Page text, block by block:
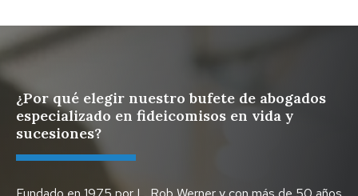
¿Por qué elegir nuestro bufete de abogados
especializado en fideicomisos en vida y
sucesiones?